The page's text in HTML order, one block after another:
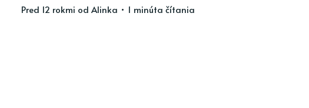
pred 12 rokmi od Alinka • 1 minúta čítania